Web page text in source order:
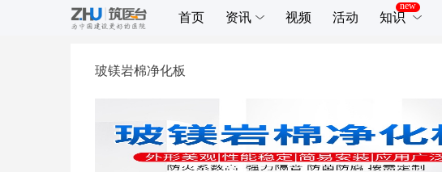
首页 资讯 视频 活动 知识
玻镁岩棉净化板